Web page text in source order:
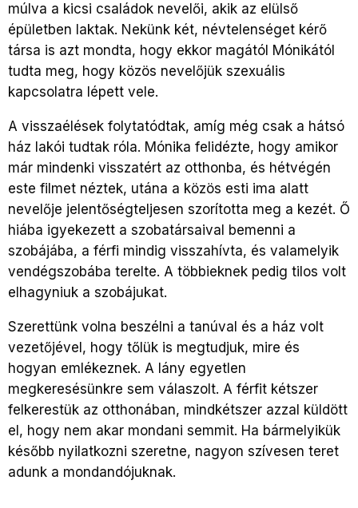
múlva a kicsi családok nevelői, akik az elülső
épületben laktak. Nekünk két, névtelenséget kérő
társa is azt mondta, hogy ekkor magától Mónikától
tudta meg, hogy közös nevelőjük szexuális
kapcsolatra lépett vele.
A visszaélések folytatódtak, amíg még csak a hátsó
ház lakói tudtak róla. Mónika felidézte, hogy amikor
már mindenki visszatért az otthonba, és hétvégén
este filmet néztek, utána a közös esti ima alatt
nevelője jelentőségteljesen szorította meg a kezét. Ő
hiába igyekezett a szobatársaival bemenni a
szobájába, a férfi mindig visszahívta, és valamelyik
vendégszobába terelte. A többieknek pedig tilos volt
elhagyniuk a szobájukat.
Szerettünk volna beszélni a tanúval és a ház volt
vezetőjével, hogy tőlük is megtudjuk, mire és
hogyan emlékeznek. A lány egyetlen
megkeresésünkre sem válaszolt. A férfit kétszer
felkerestük az otthonában, mindkétszer azzal küldött
el, hogy nem akar mondani semmit. Ha bármelyikük
később nyilatkozni szeretne, nagyon szívesen teret
adunk a mondandójuknak.